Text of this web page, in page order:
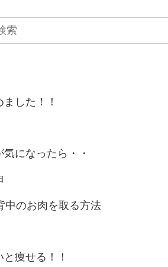
した！！
になったら・・
中のお肉を取る方法
痩せる！！